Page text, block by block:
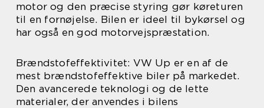
motor og den præcise styring gør køreturen
til en fornøjelse. Bilen er ideel til bykørsel og
har også en god motorvejspræstation.
Brændstofeffektivitet: VW Up er en af de
mest brændstofeffektive biler på markedet.
Den avancerede teknologi og de lette
materialer, der anvendes i bilens